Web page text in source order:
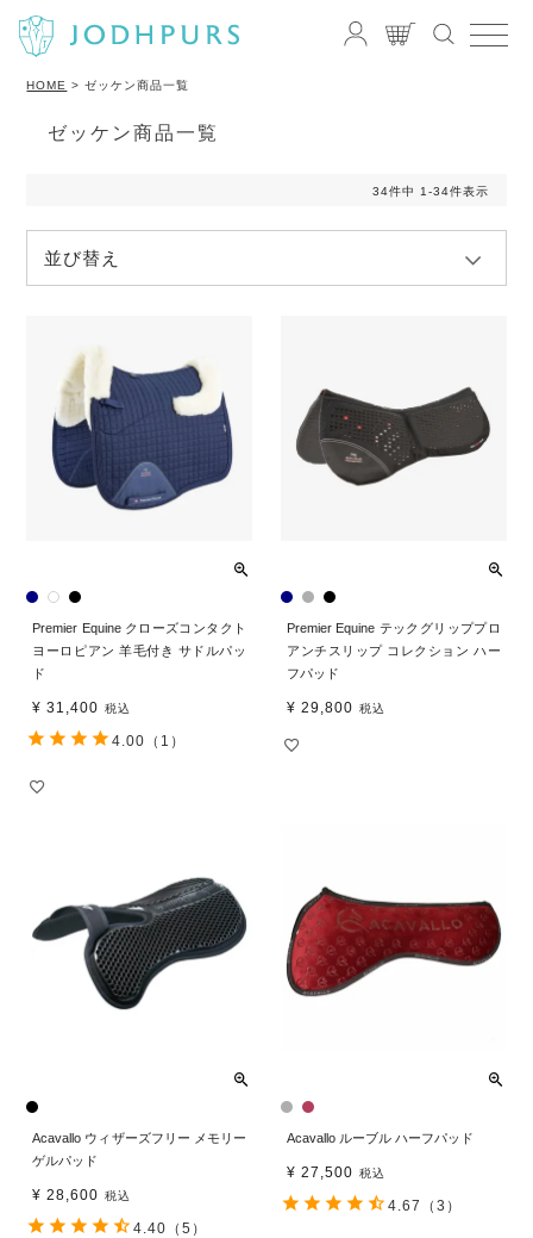
HOME ゼッケン商品一覧
ゼッケン商品一覧
並び替え
34件中 1 -34件表示
Premier Equine クローズコンタクト
ヨーロピアン 羊毛付き サドルパッ
ド
¥ 31,400 税込
4.00 （1）
Premier Equine テックグリッププロ
アンチスリップ コレクション ハー
フパッド
¥ 29,800 税込
Acavallo ウィザーズフリー メモリー
ゲルパッド
¥ 28,600 税込
4.40 （5）
Acavallo ルーブル ハーフパッド
¥ 27,500 税込
4.67 （3）